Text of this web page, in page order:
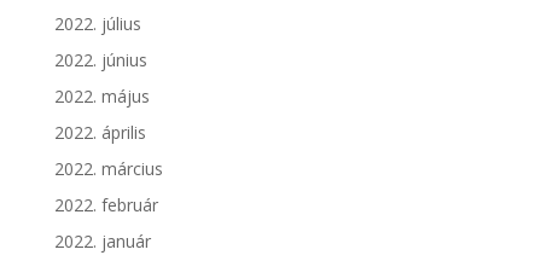
2022. július
2022. június
2022. május
2022. április
2022. március
2022. február
2022. január